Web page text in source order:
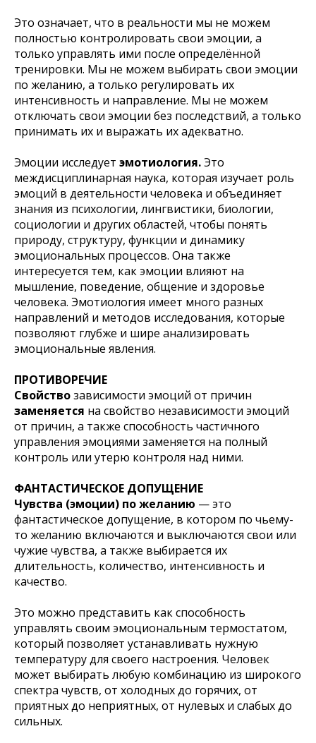
Это означает, что в реальности мы не можем
полностью контролировать свои эмоции, а
только управлять ими после определённой
тренировки. Мы не можем выбирать свои эмоции
по желанию, а только регулировать их
интенсивность и направление. Мы не можем
отключать свои эмоции без последствий, а только
принимать их и выражать их адекватно.
Эмоции исследует эмотиология.Это
междисциплинарная наука, которая изучает роль
эмоций в деятельности человека и объединяет
знания из психологии, лингвистики, биологии,
социологии и других областей, чтобы понять
природу, структуру, функции и динамику
эмоциональных процессов. Она также
интересуется тем, как эмоции влияют на
мышление, поведение, общение и здоровье
человека. Эмотиология имеет много разных
направлений и методов исследования, которые
позволяют глубже и шире анализировать
эмоциональные явления.
ПРОТИВОРЕЧИЕ
Свойствозависимости эмоций от причин
заменяется на свойство независимости эмоций
от причин, а также способность частичного
управления эмоциями заменяется на полный
контроль или утерю контроля над ними.
ФАНТАСТИЧЕСКОЕ ДОПУЩЕНИЕ
Чувства (эмоции) по желанию — это
фантастическое допущение, в котором по чьему-
то желанию включаются и выключаются свои или
чужие чувства, а также выбирается их
длительность, количество, интенсивность и
качество.
Это можно представить как способность
управлять своим эмоциональным термостатом,
который позволяет устанавливать нужную
температуру для своего настроения. Человек
может выбирать любую комбинацию из широкого
спектра чувств, от холодных до горячих, от
приятных до неприятных, от нулевых и слабых до
сильных.